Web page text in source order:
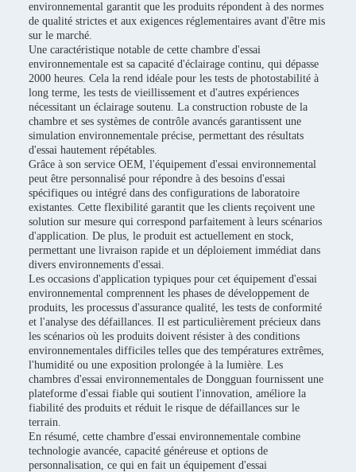
environnemental garantit que les produits répondent à des normes
de qualité strictes et aux exigences réglementaires avant d'être mis
sur le marché.
Une caractéristique notable de cette chambre d'essai
environnementale est sa capacité d'éclairage continu, qui dépasse
2000 heures. Cela la rend idéale pour les tests de photostabilité à
long terme, les tests de vieillissement et d'autres expériences
nécessitant un éclairage soutenu. La construction robuste de la
chambre et ses systèmes de contrôle avancés garantissent une
simulation environnementale précise, permettant des résultats
d'essai hautement répétables.
Grâce à son service OEM, l'équipement d'essai environnemental
peut être personnalisé pour répondre à des besoins d'essai
spécifiques ou intégré dans des configurations de laboratoire
existantes. Cette flexibilité garantit que les clients reçoivent une
solution sur mesure qui correspond parfaitement à leurs scénarios
d'application. De plus, le produit est actuellement en stock,
permettant une livraison rapide et un déploiement immédiat dans
divers environnements d'essai.
Les occasions d'application typiques pour cet équipement d'essai
environnemental comprennent les phases de développement de
produits, les processus d'assurance qualité, les tests de conformité
et l'analyse des défaillances. Il est particulièrement précieux dans
les scénarios où les produits doivent résister à des conditions
environnementales difficiles telles que des températures extrêmes,
l'humidité ou une exposition prolongée à la lumière. Les
chambres d'essai environnementales de Dongguan fournissent une
plateforme d'essai fiable qui soutient l'innovation, améliore la
fiabilité des produits et réduit le risque de défaillances sur le
terrain.
En résumé, cette chambre d'essai environnementale combine
technologie avancée, capacité généreuse et options de
personnalisation, ce qui en fait un équipement d'essai